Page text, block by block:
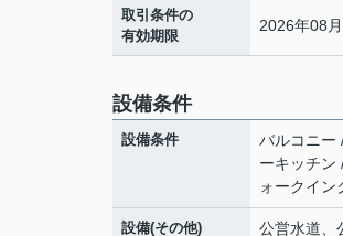
取引条件の
有効期限
2026年08
設備条件
設備条件
バルコニー
ーキッチン
ォークイン
設備(その他) 公営水道、